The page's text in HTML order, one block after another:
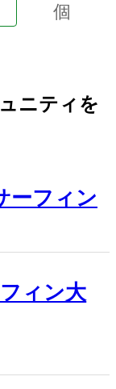
個
ニティを
ーフィン
ィン大